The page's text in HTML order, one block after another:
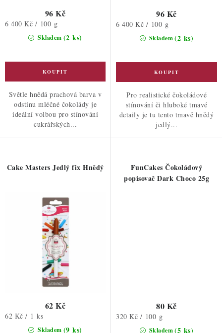
Skladem (2 ks)
96 Kč
Měrná
6 400 Kč / 100 g
Světle hnědá prachová barva v
odstínu mléčné čokolády je
ideální volbou pro stínování
cukrářských...
Skladem(2 ks)
96 Kč
Měrná
6 400 Kč / 100 g
Pro realistické čokoládové
stínování či hluboké tmavé
detaily je tu tento tmavě hnědý
jedlý...
Cake Masters Jedlý fix Hnědý
Skladem (9 ks)
62 Kč
Měrná
62 Kč / 1 ks
FunCakes Čokoládový
popisovač Dark Choco 25g
Skladem(5 ks)
80 Kč
Měrná
320 Kč / 100 g